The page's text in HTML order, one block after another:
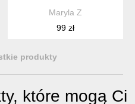
Maryla Z
99 zł
produkty
które mogą Ci